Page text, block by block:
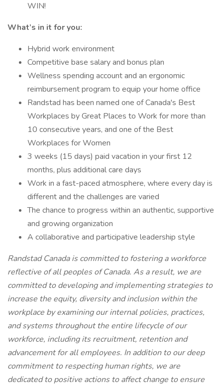
WIN!
What’s in it for you:
Hybrid work environment
Competitive base salary and bonus plan
Wellness spending account and an ergonomic
reimbursement program to equip your home office
Randstad has been named one of Canada's Best
Workplaces by Great Places to Work for more than
10 consecutive years, and one of the Best
Workplaces for Women
3 weeks (15 days) paid vacation in your first 12
months, plus additional care days
Work in a fast-paced atmosphere, where every day is
different and the challenges are varied
The chance to progress within an authentic, supportive
and growing organization
A collaborative and participative leadership style
Randstad Canada is committed to fostering a workforce
reflective of all peoples of Canada. As a result, we are
committed to developing and implementing strategies to
increase the equity, diversity and inclusion within the
workplace by examining our internal policies, practices,
and systems throughout the entire lifecycle of our
workforce, including its recruitment, retention and
advancement for all employees. In addition to our deep
commitment to respecting human rights, we are
dedicated to positive actions to affect change to ensure